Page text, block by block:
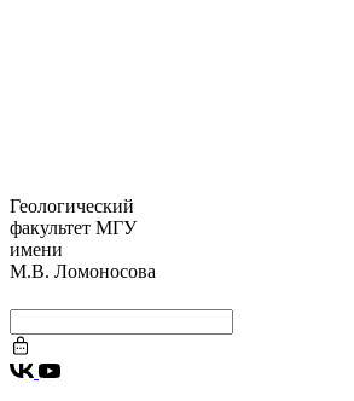
Геологический
факультет МГУ
имени
М.В. Ломоносова